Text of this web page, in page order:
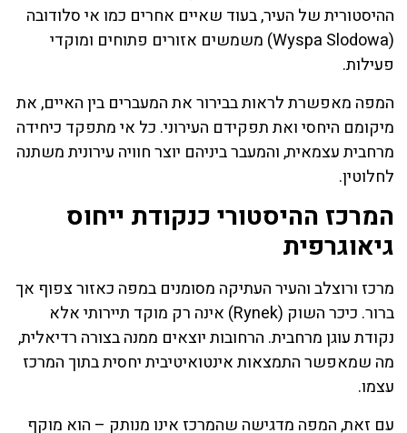
ההיסטורית של העיר, בעוד שאיים אחרים כמו אי סלודובה
(Wyspa Slodowa) משמשים אזורים פתוחים ומוקדי
פעילות.
המפה מאפשרת לראות בבירור את המעברים בין האיים, את
מיקומם היחסי ואת תפקידם העירוני. כל אי מתפקד כיחידה
מרחבית עצמאית, והמעבר ביניהם יוצר חוויה עירונית משתנה
לחלוטין.
המרכז ההיסטורי כנקודת ייחוס
גיאוגרפית
מרכז ורוצלב והעיר העתיקה מסומנים במפה כאזור צפוף אך
ברור. כיכר השוק (Rynek) אינה רק מוקד תיירותי אלא
נקודת עוגן מרחבית. הרחובות יוצאים ממנה בצורה רדיאלית,
מה שמאפשר התמצאות אינטואיטיבית יחסית בתוך המרכז
עצמו.
עם זאת, המפה מדגישה שהמרכז אינו מנותק – הוא מוקף